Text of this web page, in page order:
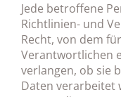
Jede betroffene
Richtlinien- und
Recht, von dem
Verantwortlichen
verlangen, ob sie
Daten verarbeitet